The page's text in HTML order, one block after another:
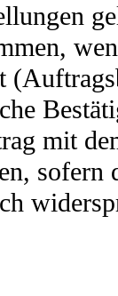
mit
sofern